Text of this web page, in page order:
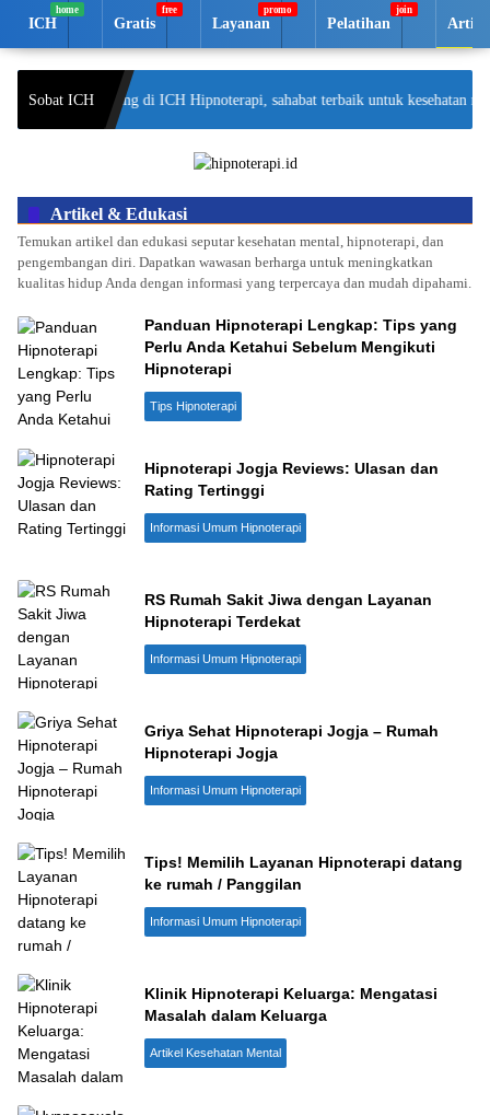
Langsung
konten
ICH Gratis Layanan Pelatihan
Sobat ICH
Selamat datang di ICH Hipnoterapi, sahabat terbaik untuk kesehatan
Artikel & Edukasi
Temukan artikel dan edukasi seputar kesehatan mental, hipnoterapi, dan
pengembangan diri. Dapatkan wawasan berharga untuk meningkatkan
kualitas hidup Anda dengan informasi yang terpercaya dan mudah dipahami.
Panduan Hipnoterapi Lengkap: Tips yang
Perlu Anda Ketahui Sebelum Mengikuti
Hipnoterapi
Tips Hipnoterapi
Hipnoterapi Jogja Reviews: Ulasan dan
Rating Tertinggi
Informasi Umum Hipnoterapi
RS Rumah Sakit Jiwa dengan Layanan
Hipnoterapi Terdekat
Informasi Umum Hipnoterapi
Griya Sehat Hipnoterapi Jogja – Rumah
Hipnoterapi Jogja
Informasi Umum Hipnoterapi
Tips! Memilih Layanan Hipnoterapi datang
ke rumah / Panggilan
Informasi Umum Hipnoterapi
Klinik Hipnoterapi Keluarga: Mengatasi
Masalah dalam Keluarga
Artikel Kesehatan Mental